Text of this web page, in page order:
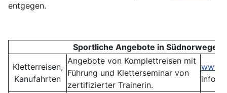
entgegen.
Sportliche Angebote in Südnorwegen
Kletterreisen,
Kanufahrten
Angebote von Komplettreisen mit
Führung und Kletterseminar von
zertifizierter Trainerin.